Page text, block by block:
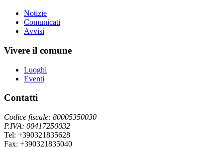
Notizie
Comunicati
Avvisi
Vivere il comune
Luoghi
Eventi
Contatti
Codice fiscale: 80005350030
P.IVA: 00417250032
Tel: +390321835628
Fax: +390321835040